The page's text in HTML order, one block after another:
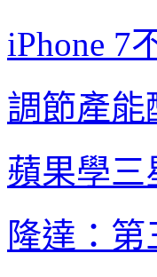
iPhone 7
調節產能
蘋果學三
隆達：